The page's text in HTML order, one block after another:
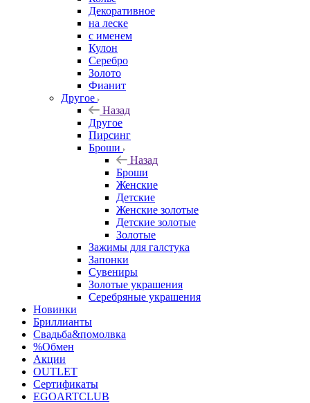
Декоративное
на леске
с именем
Кулон
Серебро
Золото
Фианит
Другое
Назад
Другое
Пирсинг
Броши
Назад
Броши
Женские
Детские
Женские золотые
Детские золотые
Золотые
Зажимы для галстука
Запонки
Сувениры
Золотые украшения
Серебряные украшения
Новинки
Бриллианты
Свадьба&помолвка
%Обмен
Акции
OUTLET
Сертификаты
EGOARTCLUB